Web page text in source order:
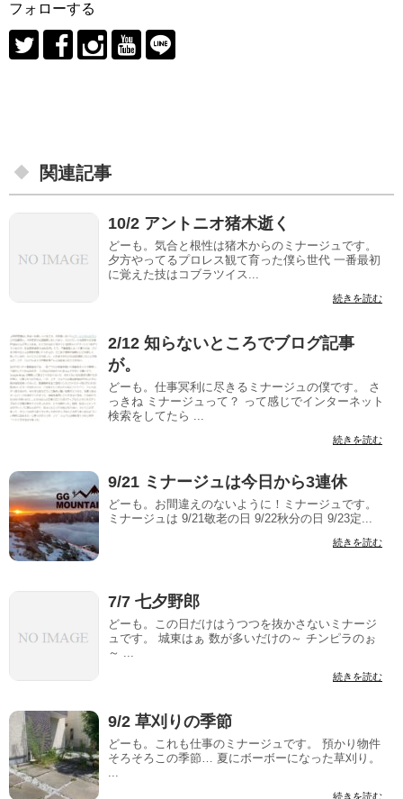
フォローする
関連記事
10/2 アントニオ猪木逝く
どーも。気合と根性は猪木からのミナージュです。
夕方やってるプロレス観て育った僕ら世代 一番最初
に覚えた技はコブラツイス...
続きを読む
2/12 知らないところでブログ記事
が。
どーも。仕事冥利に尽きるミナージュの僕です。 さ
っきね ミナージュって？ って感じでインターネット
検索をしてたら ...
続きを読む
9/21 ミナージュは今日から3連休
どーも。お間違えのないように！ミナージュです。
ミナージュは 9/21敬老の日 9/22秋分の日 9/23定...
続きを読む
7/7 七夕野郎
どーも。この日だけはうつつを抜かさないミナージ
ュです。 城東はぁ 数が多いだけの～ チンピラのぉ
～ ...
続きを読む
9/2 草刈りの季節
どーも。これも仕事のミナージュです。 預かり物件
そろそろこの季節… 夏にボーボーになった草刈り。
続きを読む